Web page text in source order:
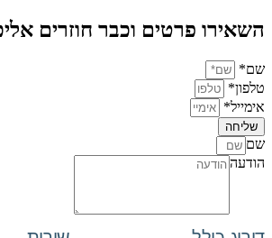
השאירו פרטים וכבר חוזרים
שם*
טלפון*
אימייל*
שליחה
שם
הודעה